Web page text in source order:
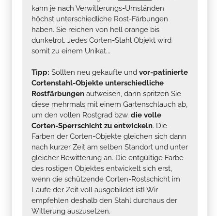
kann je nach Verwitterungs-Umständen
höchst unterschiedliche Rost-Färbungen
haben. Sie reichen von hell orange bis
dunkelrot. Jedes Corten-Stahl Objekt wird
somit zu einem Unikat...
Tipp: Sollten neu gekaufte und vor-patinierte
Cortenstahl-Objekte unterschiedliche
Rostfärbungen aufweisen, dann spritzen Sie
diese mehrmals mit einem Gartenschlauch ab,
um den vollen Rostgrad bzw. die volle
Corten-Sperrschicht zu entwickeln. Die
Farben der Corten-Objekte gleichen sich dann
nach kurzer Zeit am selben Standort und unter
gleicher Bewitterung an. Die entgültige Farbe
des rostigen Objektes entwickelt sich erst,
wenn die schützende Corten-Rostschicht im
Laufe der Zeit voll ausgebildet ist! Wir
empfehlen deshalb den Stahl durchaus der
Witterung auszusetzen.